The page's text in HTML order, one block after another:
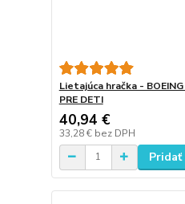
Lietajúca hračka -
PRE DETI
40,94 €
33,28 € bez DPH
Pridať